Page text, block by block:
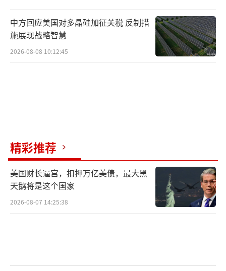
中方回应美国对多晶硅加征关税 反制措
施展现战略智慧
2026-08-08 10:12:45
精彩推荐
美国财长逼宫，扣押万亿美债，最大黑
天鹅将是这个国家
2026-08-07 14:25:38